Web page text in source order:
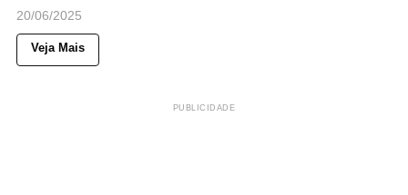
20/06/2025
Veja Mais
PUBLICIDADE